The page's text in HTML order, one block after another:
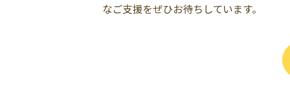
なご支援をぜひお待ちしています。